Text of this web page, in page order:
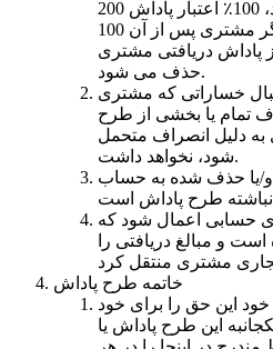
پاداش تایید شده خود واریز کند، 100٪ اعتبار پاداش 200
دلاری دریافت خواهد کرد. اگر مشتری پس از آن 100
پاداش دریافتی مشتری
حذف می شود.
خساراتی که مشتری
تمام یا بخشی از طرح
دلیل انصراف متحمل
شود، نخواهد داشت.
و/یا حذف شده به حساب
حسابی اعمال شود که
و مبالغ دریافتی را
خاتمه طرح پاداش
این حق را برای خود
این طرح پاداش یا